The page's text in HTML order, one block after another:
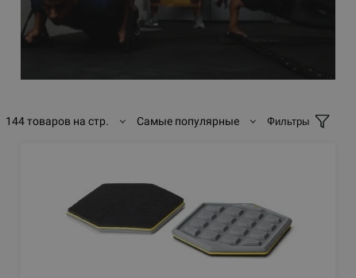
144 товаров на стр. Самые популярные Фильтры